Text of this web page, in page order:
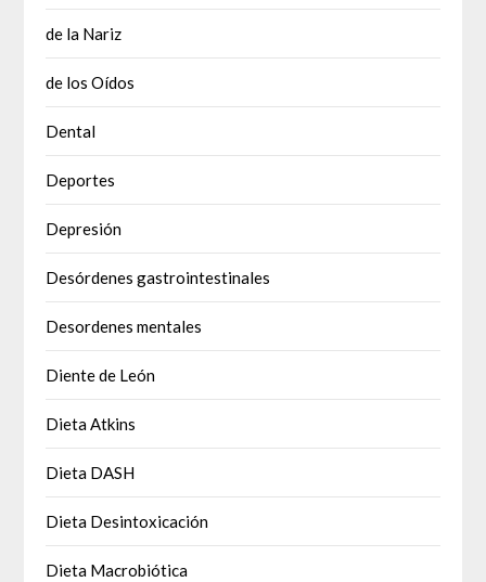
de la Nariz
de los Oídos
Dental
Deportes
Depresión
Desórdenes gastrointestinales
Desordenes mentales
Diente de León
Dieta Atkins
Dieta DASH
Dieta Desintoxicación
Dieta Macrobiótica